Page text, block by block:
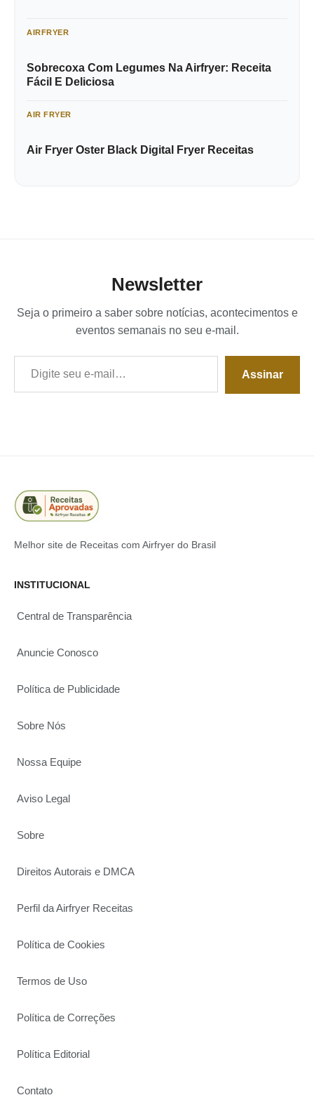
AIRFRYER
Sobrecoxa Com Legumes Na Airfryer: Receita
Fácil E Deliciosa
AIR FRYER
Air Fryer Oster Black Digital Fryer Receitas
Newsletter
Seja o primeiro a saber sobre notícias, acontecimentos e
eventos semanais no seu e-mail.
Digite seu e-mail…
Assinar
Melhor site de Receitas com Airfryer do Brasil
INSTITUCIONAL
Central de Transparência
Anuncie Conosco
Política de Publicidade
Sobre Nós
Nossa Equipe
Aviso Legal
Sobre
Direitos Autorais e DMCA
Perfil da Airfryer Receitas
Política de Cookies
Termos de Uso
Política de Correções
Política Editorial
Contato